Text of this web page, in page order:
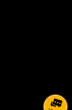
tại: